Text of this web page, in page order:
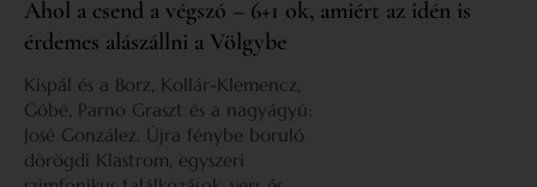
Ahol a csend a végszó – 6+1 ok, amiért az idén is
érdemes alászállni a Völgybe
Kispál és a Borz, Kollár-Klemencz,
Góbé, Parno Graszt és a nagyágyú:
José González. Újra fénybe boruló
dörögdi Klastrom, egyszeri